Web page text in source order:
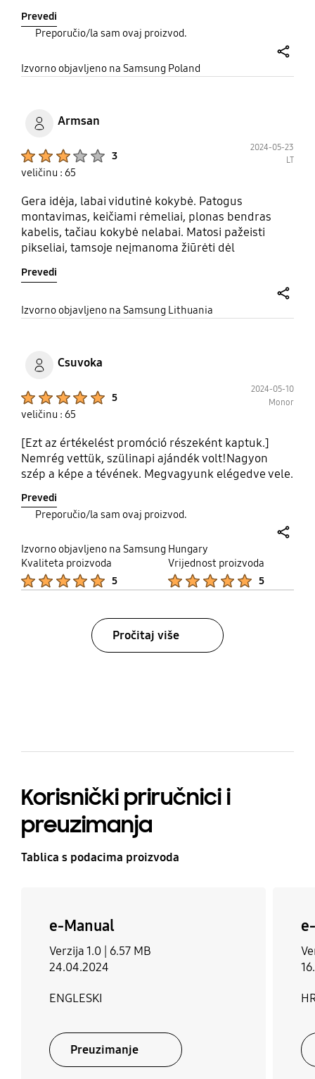
Polecam zakup wraz z usługą montażu i kalibracji.
! #PromocjaSamsungCashbackBigTv4
Prevedi
Preporučio/la sam ovaj proizvod.
Izvorno objavljeno na Samsung Poland
Armsan
3
2024-05-23
LT
veličinu : 65
Gera idėja, labai vidutinė kokybė. Patogus
montavimas, keičiami rėmeliai, plonas bendras
kabelis, tačiau kokybė nelabai. Matosi pažeisti
pikseliai, tamsoje neįmanoma žiūrėti dėl
Prevedi
Izvorno objavljeno na Samsung Lithuania
Csuvoka
5
2024-05-10
Monor
veličinu : 65
[Ezt az értékelést promóció részeként kaptuk.]
Nemrég vettük, szülinapi ajándék volt!Nagyon
szép a képe a tévének. Megvagyunk elégedve vele.
Prevedi
Preporučio/la sam ovaj proizvod.
Izvorno objavljeno na Samsung Hungary
Kvaliteta proizvoda
5
Vrijednost proizvoda
5
Pročitaj više
Korisnički priručnici i
preuzimanja
Tablica s podacima proizvoda
e-Manual
Verzija 1.0 | 6.57 MB
24.04.2024
ENGLESKI
Preuzimanje